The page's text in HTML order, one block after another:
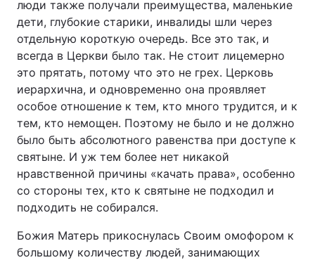
люди также получали преимущества, маленькие
дети, глубокие старики, инвалиды шли через
отдельную короткую очередь. Все это так, и
всегда в Церкви было так. Не стоит лицемерно
это прятать, потому что это не грех. Церковь
иерархична, и одновременно она проявляет
особое отношение к тем, кто много трудится, и к
тем, кто немощен. Поэтому не было и не должно
было быть абсолютного равенства при доступе к
святыне. И уж тем более нет никакой
нравственной причины «качать права», особенно
со стороны тех, кто к святыне не подходил и
подходить не собирался.
Божия Матерь прикоснулась Своим омофором к
большому количеству людей, занимающих